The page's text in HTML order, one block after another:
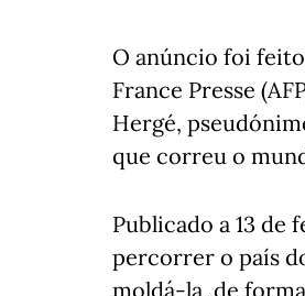
O anúncio foi
France Presse
Hergé,
que correu o
Publicado a 13
percorrer o país
moldá-la, de